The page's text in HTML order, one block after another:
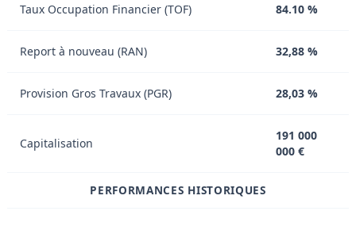
Taux Occupation Financier (TOF) 84.10 %
Report à nouveau (RAN) 32,88 %
Provision Gros Travaux (PGR) 28,03 %
Capitalisation
191 000
000 €
PERFORMANCES HISTORIQUES